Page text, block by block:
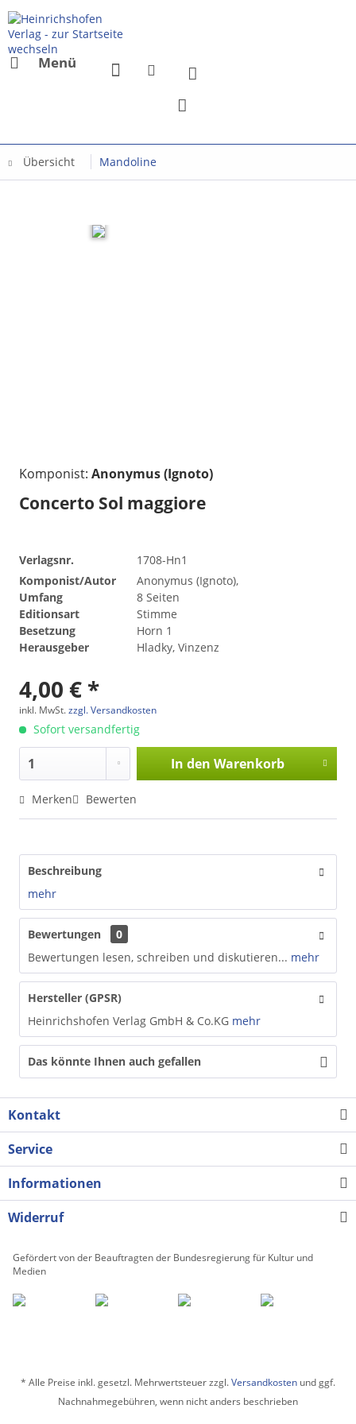
Menü
Übersicht Mandoline
Komponist: Anonymus (Ignoto)
Concerto Sol maggiore
Verlagsnr.
1708-Hn1
Komponist/Autor
Anonymus (Ignoto),
Umfang
8 Seiten
Editionsart
Stimme
Besetzung
Horn 1
Herausgeber
Hladky, Vinzenz
4,00 € *
inkl. MwSt.zzgl. Versandkosten
Sofort versandfertig
In den Warenkorb
Merken Bewerten
Beschreibung
mehr
Bewertungen
0
Bewertungen lesen, schreiben und diskutieren... mehr
Hersteller (GPSR)
Heinrichshofen Verlag GmbH & Co.KG mehr
Das könnte Ihnen auch gefallen
Kontakt
Service
Informationen
Widerruf
Gefördert von der Beauftragten der Bundesregierung für Kultur und
Medien
* Alle Preise inkl. gesetzl. Mehrwertsteuer zzgl.Versandkosten und ggf.
Nachnahmegebühren, wenn nicht anders beschrieben